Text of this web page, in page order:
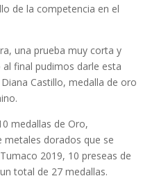
de la competencia en el
una prueba muy corta y
final pudimos darle esta
Castillo, medalla de oro
medallas de Oro,
metales dorados que se
2019, 10 preseas de
total de 27 medallas.